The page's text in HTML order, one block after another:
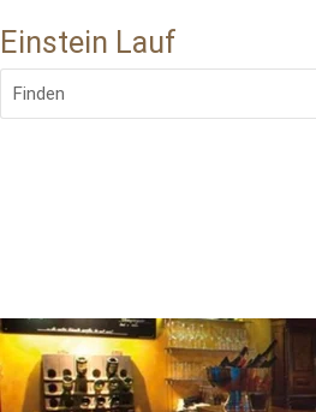
Einstein Lauf
Finden